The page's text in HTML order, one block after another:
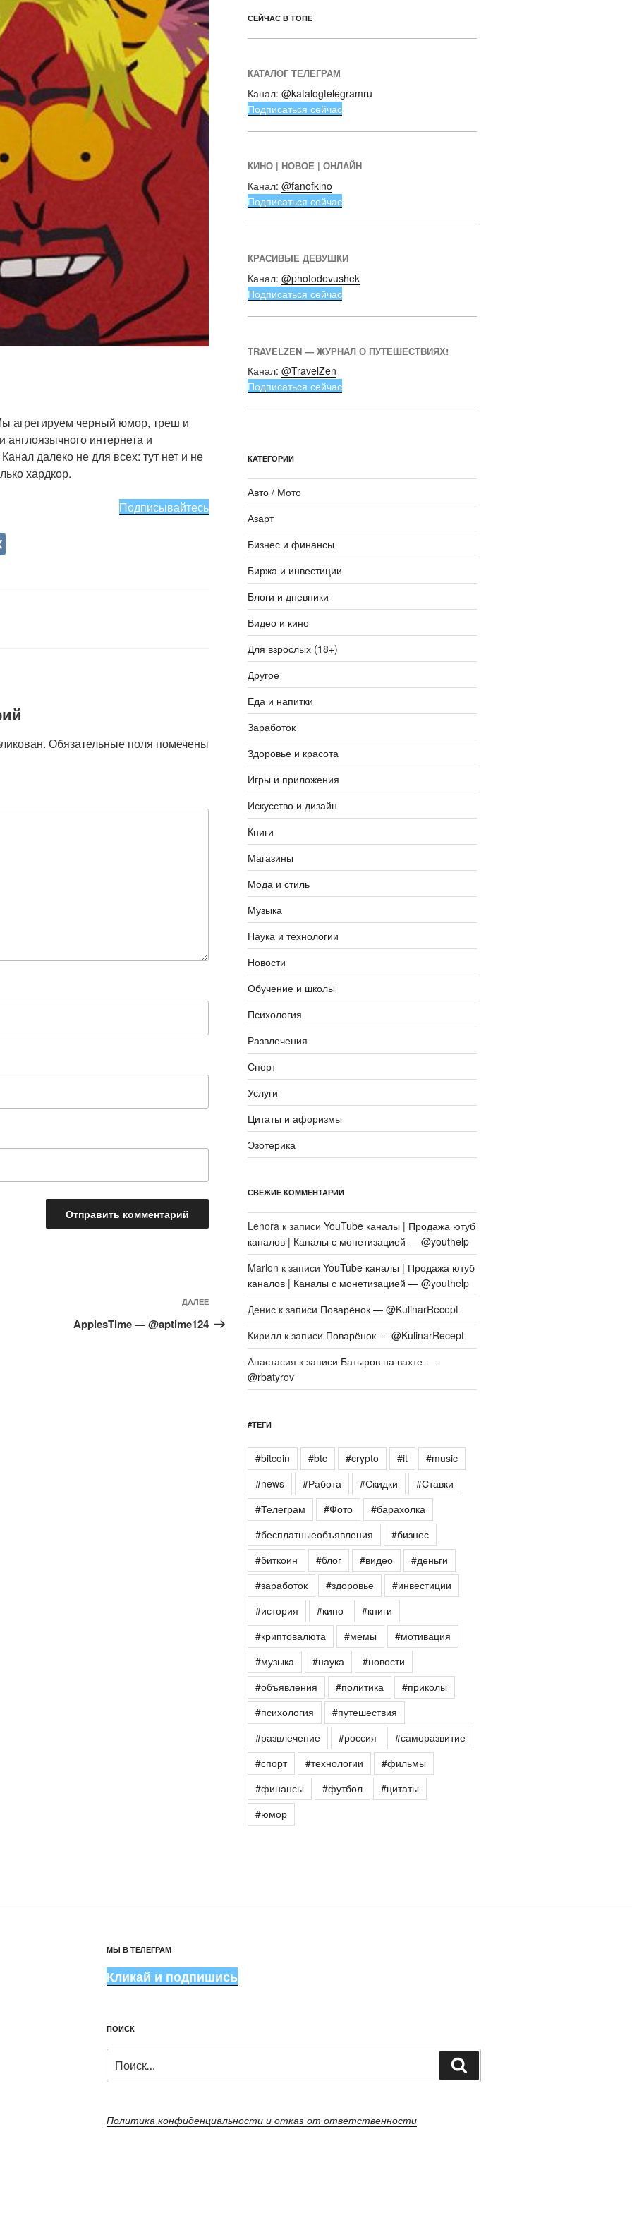
агрегируем черный юмор, треш и
англоязычного интернета и
далеко не для всех: тут нет и не
хардкор.
Подписывайтесь
Обязательные поля помечены
Следующая
запись
ДАЛЕЕ
ApplesTime — @aptime124
СЕЙЧАС В ТОПЕ
КАТАЛОГ ТЕЛЕГРАМ
Канал: @katalogtelegramru
Подписаться сейчас
КИНО | НОВОЕ | ОНЛАЙН
Канал: @fanofkino
Подписаться сейчас
КРАСИВЫЕ ДЕВУШКИ
Канал: @photodevushek
Подписаться сейчас
TRAVELZEN — ЖУРНАЛ О ПУТЕШЕСТВИЯХ!
Канал: @TravelZen
Подписаться сейчас
КАТЕГОРИИ
Авто / Мото
Азарт
Бизнес и финансы
Биржа и инвестиции
Блоги и дневники
Видео и кино
Для взрослых (18+)
Другое
Еда и напитки
Заработок
Здоровье и красота
Игры и приложения
Искусство и дизайн
Книги
Магазины
Мода и стиль
Музыка
Наука и технологии
Новости
Обучение и школы
Психология
Развлечения
Спорт
Услуги
Цитаты и афоризмы
Эзотерика
СВЕЖИЕ КОММЕНТАРИИ
Lenoraк записи YouTube каналы | Продажа ютуб
каналов | Каналы с монетизацией — @youthelp
Marlon к записи YouTube каналы | Продажа ютуб
каналов | Каналы с монетизацией — @youthelp
Дениск записи Поварёнок — @KulinarRecept
Кириллк записи Поварёнок — @KulinarRecept
Анастасия к записи Батыров на вахте —
@rbatyrov
#ТЕГИ
#bitcoin #btc #crypto #it
#music
#news
#Работа #Скидки
#Ставки
#Телеграм
#Фото
#барахолка
#бесплатныеобъявления
#бизнес
#биткоин
#блог #видео
#деньги
#заработок
#здоровье
#инвестиции
#история
#кино
#книги
#криптовалюта
#мемы
#мотивация
#музыка
#наука
#новости
#объявления
#политика
#приколы
#психология
#путешествия
#развлечение
#россия
#саморазвитие
#спорт
#технологии
#фильмы
#финансы
#футбол
#цитаты
#юмор
МЫ В ТЕЛЕГРАМ
Кликай и подпишись
ПОИСК
Политика конфиденциальности и отказ от ответственности